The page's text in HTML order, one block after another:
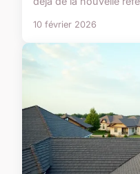
10 février 2026